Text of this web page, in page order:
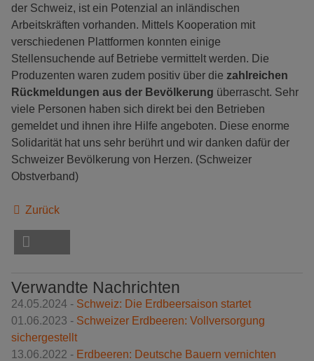
der Schweiz, ist ein Potenzial an inländischen
Arbeitskräften vorhanden. Mittels Kooperation mit
verschiedenen Plattformen konnten einige
Stellensuchende auf Betriebe vermittelt werden. Die
Produzenten waren zudem positiv über die zahlreichen
Rückmeldungen aus der Bevölkerung überrascht. Sehr
viele Personen haben sich direkt bei den Betrieben
gemeldet und ihnen ihre Hilfe angeboten. Diese enorme
Solidarität hat uns sehr berührt und wir danken dafür der
Schweizer Bevölkerung von Herzen. (Schweizer
Obstverband)
Zurück
Verwandte Nachrichten
24.05.2024 - Schweiz: Die Erdbeersaison startet
01.06.2023 - Schweizer Erdbeeren: Vollversorgung
sichergestellt
13.06.2022 - Erdbeeren: Deutsche Bauern vernichten